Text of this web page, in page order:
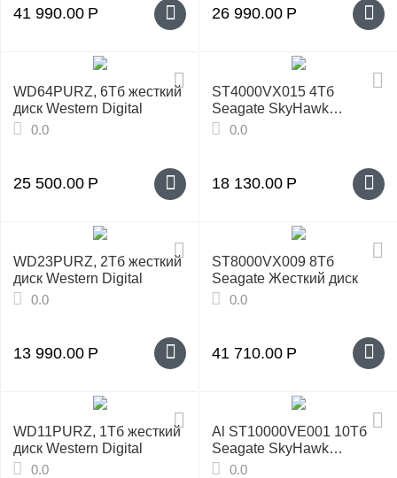
41 990.00 Р 26 990.00 Р
WD64PURZ, 6Тб жесткий
диск Western Digital
0.0
25 500.00 Р
ST4000VX015 4Tб
Seagate SkyHawk
Жесткий диск
0.0
18 130.00 Р
WD23PURZ, 2Тб жесткий
диск Western Digital
0.0
13 990.00 Р
ST8000VX009 8Тб
Seagate Жесткий диск
0.0
41 710.00 Р
WD11PURZ, 1Тб жесткий
диск Western Digital
0.0
Al ST10000VE001 10Tб
Seagate SkyHawk
Жесткий диск
0.0